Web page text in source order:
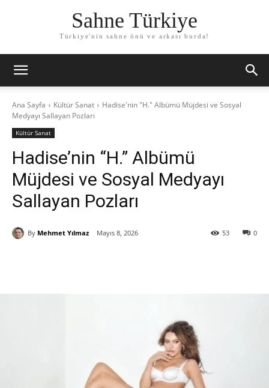
Sahne Türkiye
Türkiye'nin sahne önü ve arkası burda!
Ana Sayfa Kültür Sanat
Hadise'nin "H." Albümü Müjdesi ve Sosyal
Medyayı Sallayan Pozları
Kültür Sanat
Hadise’nin “H.” Albümü
Müjdesi ve Sosyal Medyayı
Sallayan Pozları
By Mehmet Yılmaz Mayıs 8, 2026 0
53